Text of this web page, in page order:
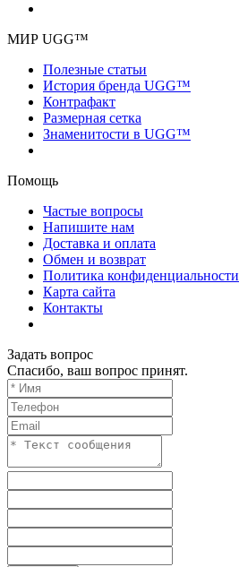
МИР UGG™
Полезные статьи
История бренда UGG™
Контрафакт
Размерная сетка
Знаменитости в UGG™
Помощь
Частые вопросы
Напишите нам
Доставка и оплата
Обмен и возврат
Политика конфиденциальности
Карта сайта
Контакты
Задать вопрос
Спасибо, ваш вопрос принят.